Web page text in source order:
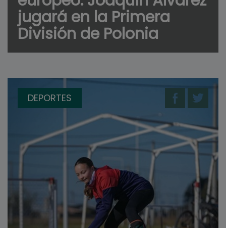
jugará en la Primera
División de Polonia
DEPORTES